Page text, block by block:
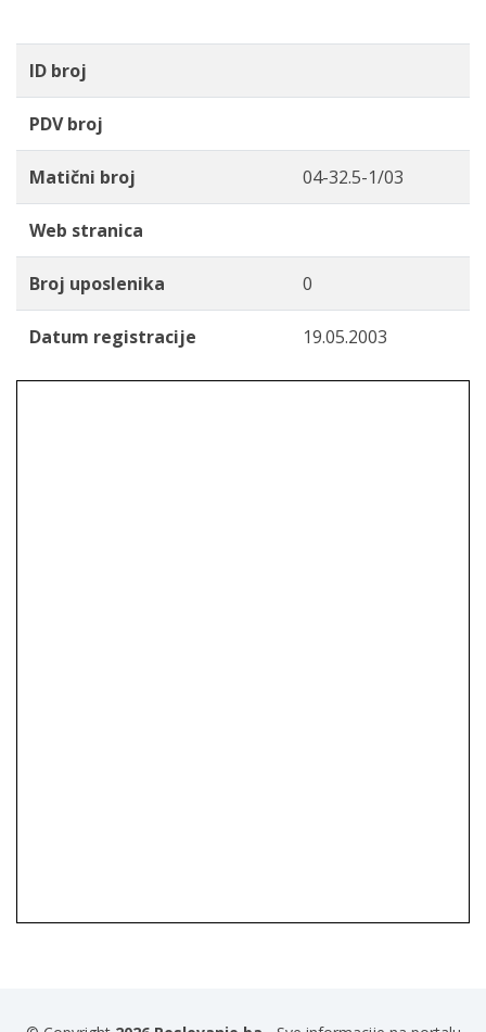
ID broj
PDV broj
Matični broj 04-32.5-1/03
Web stranica
Broj uposlenika 0
Datum registracije 19.05.2003